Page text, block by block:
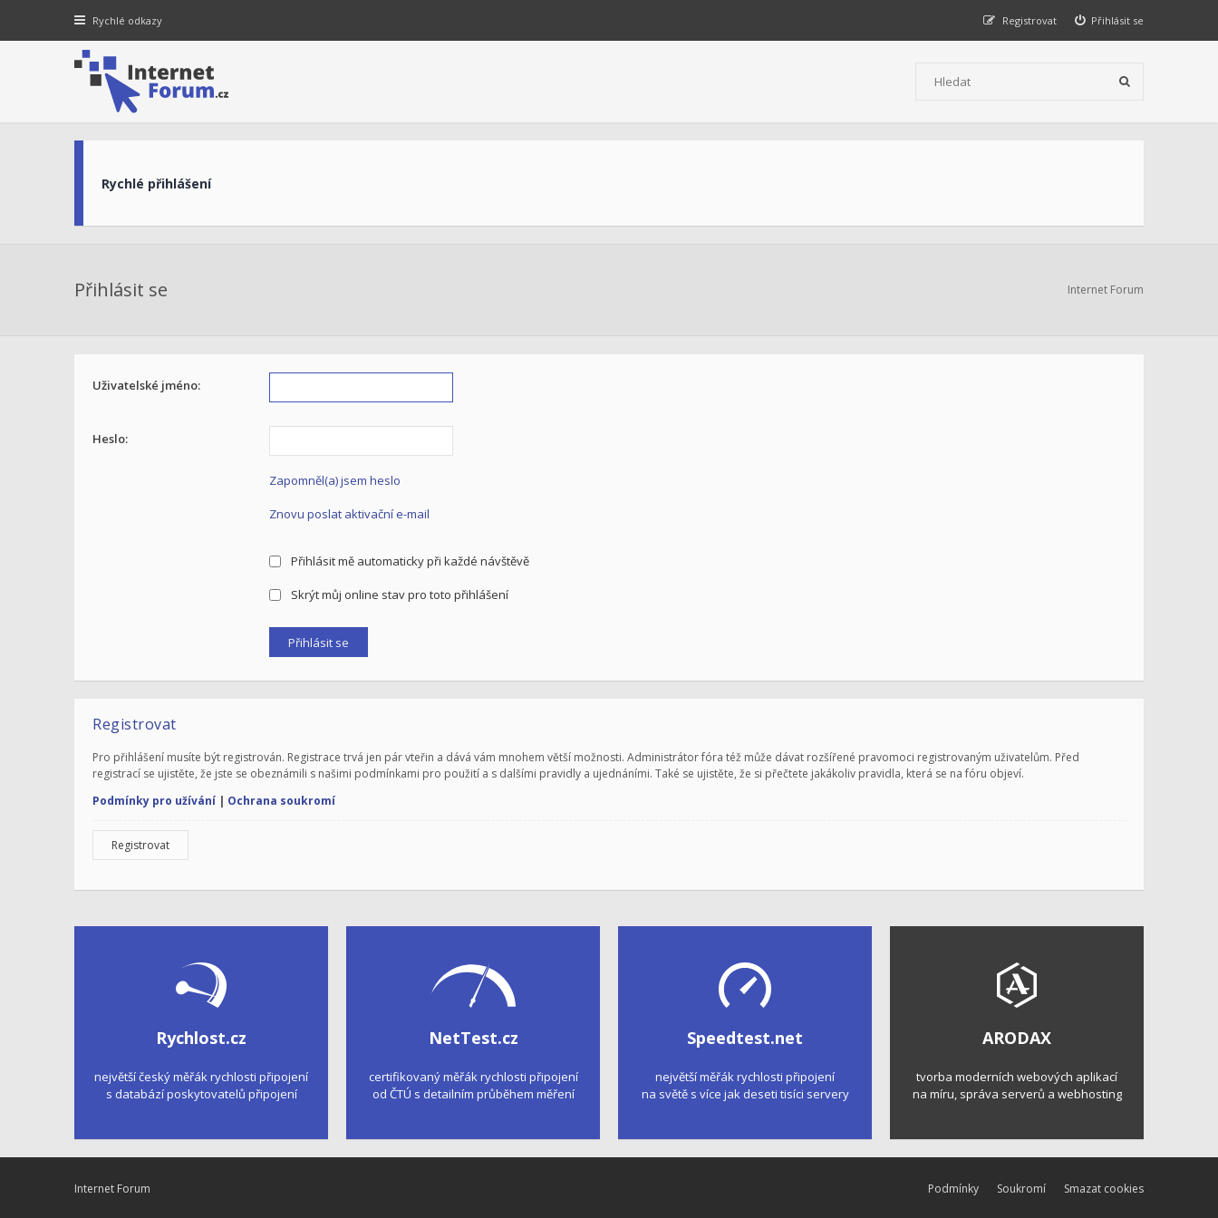
Rychlé odkazy Přihlásit se
Registrovat
Rychlé přihlášení
Přihlásit se Internet Forum
Uživatelské jméno:
Heslo:
Zapomněl(a) jsem heslo
Znovu poslat aktivační e-mail
Přihlásit mě automaticky při každé návštěvě
Skrýt můj online stav pro toto přihlášení
Registrovat
Pro přihlášení musíte být registrován. Registrace trvá jen pár vteřin a dává vám mnohem větší možnosti. Administrátor fóra též může dávat rozšířené pravomoci registrovaným uživatelům. Před
registrací se ujistěte, že jste se obeznámili s našimi podmínkami pro použití a s dalšími pravidly a ujednáními. Také se ujistěte, že si přečtete jakákoliv pravidla, která se na fóru objeví.
Podmínky pro užívání | Ochrana soukromí
Registrovat
Rychlost.cz
největší český měřák rychlosti připojení
s databází poskytovatelů připojení
NetTest.cz
certifikovaný měřák rychlosti připojení
od ČTÚ s detailním průběhem měření
Speedtest.net
největší měřák rychlosti připojení
na světě s více jak deseti tisíci servery
ARODAX
tvorba moderních webových aplikací
na míru, správa serverů a webhosting
Internet Forum Smazat cookies
Soukromí
Podmínky